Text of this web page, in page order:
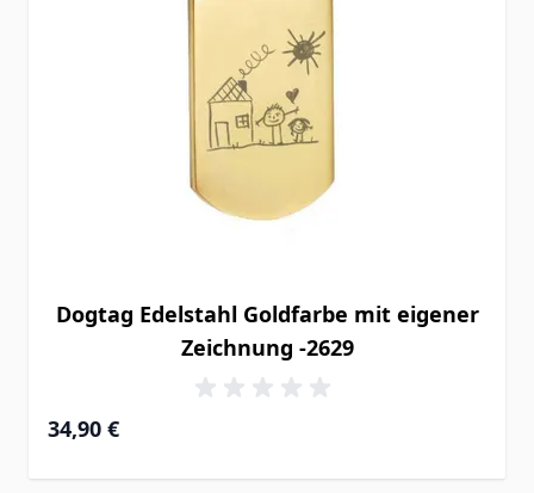
Dogtag Edelstahl Goldfarbe mit eigener
Zeichnung -2629
34,90 €